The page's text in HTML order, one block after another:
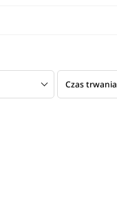
Czas trwania